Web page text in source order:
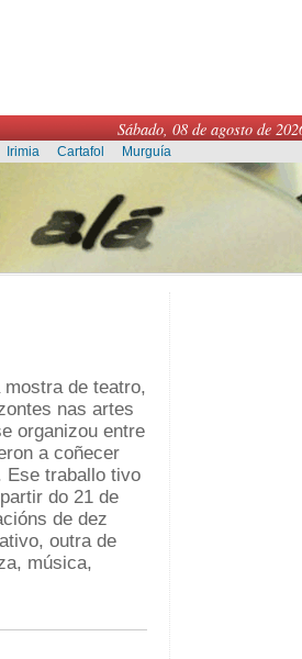
Sábado, 08 de agosto de
Irimia Cartafol Murguía
de teatro,
nas artes
organizou entre
a coñecer
Ese traballo tivo
do 21 de
de dez
outra de
música,